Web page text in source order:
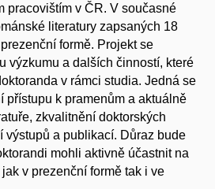
pracovištím v ČR. V současné
literatury zapsaných 18
formě. Projekt se
výzkumu a dalších činností, které
v rámci studia. Jedná se
přístupu k pramenům a aktuálně
zkvalitnění doktorských
výstupů a publikací. Důraz bude
mohli aktivně účastnit na
v prezenční formě tak i ve